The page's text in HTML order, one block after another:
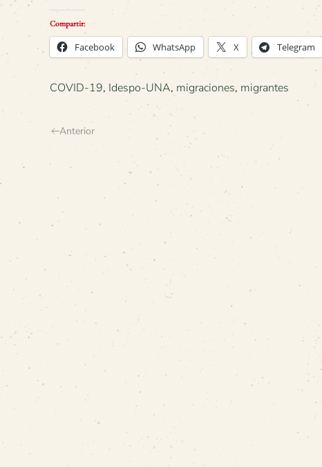
Compartir:
Facebook WhatsApp X Telegram
COVID-19, Idespo-UNA, migraciones, migrantes
Anterior